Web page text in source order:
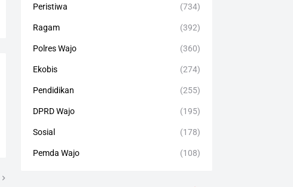
Peristiwa (734)
Ragam (392)
Polres Wajo (360)
Ekobis (274)
Pendidikan (255)
DPRD Wajo (195)
Sosial (178)
Pemda Wajo (108)